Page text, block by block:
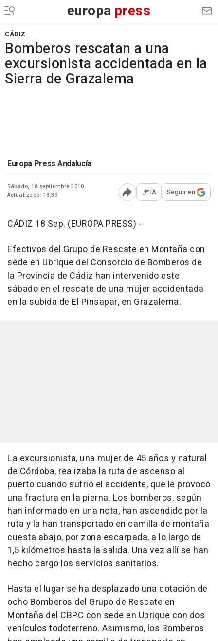
europa press
CÁDIZ
Bomberos rescatan a una
excursionista accidentada en la
Sierra de Grazalema
Europa Press Andalucía
Sábado, 18 septiembre 2010
Actualizado: 18:39
Abrir opciones para
IA Seguir en
CÁDIZ 18 Sep. (EUROPA PRESS) -
Efectivos del Grupo de Rescate en Montaña con
sede en Ubrique del Consorcio de Bomberos de
la Provincia de Cádiz han intervenido este
sábado en el rescate de una mujer accidentada
en la subida de El Pinsapar, en Grazalema.
La excursionista, una mujer de 45 años y natural
de Córdoba, realizaba la ruta de ascenso al
puerto cuando sufrió el accidente, que le provocó
una fractura en la pierna. Los bomberos, según
han informado en una nota, han ascendido por la
ruta y la han transportado en camilla de montaña
cuesta abajo, por zona escarpada, a lo largo de
1,5 kilómetros hasta la salida. Una vez allí se han
hecho cargo los servicios sanitarios.
Hasta el lugar se ha desplazado una dotación de
ocho Bomberos del Grupo de Rescate en
Montaña del CBPC con sede en Ubrique con dos
vehículos todoterreno. Asimismo, los Bomberos